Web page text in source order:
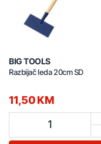
BIG TOOLS
Razbijač leda 20cm SD
11,50 KM
1